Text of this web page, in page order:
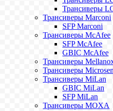
Трансиверы
Трансиверы Marconi
SFP Marconi
Трансиверы McAfee
SFP McAfee
GBIC McAfee
Трансиверы
Трансиверы
Трансиверы MiLan
GBIC MiLan
SFP MiLan
Трансиверы MOXA